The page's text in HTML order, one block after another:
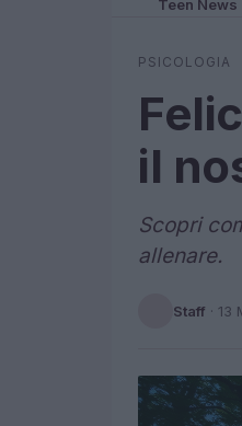
Teen News
PSICOLOGIA
il
Scopri
allenare.
Staff · 13